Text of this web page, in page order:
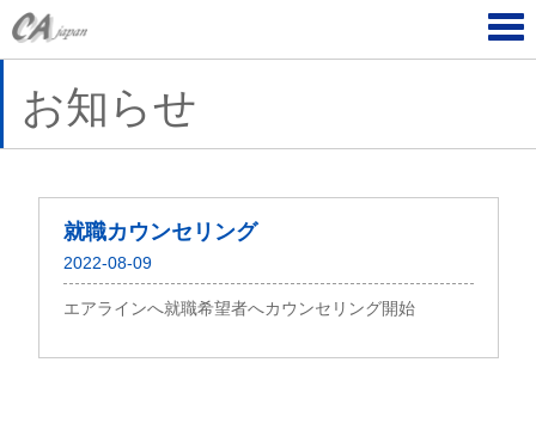
お知らせ
就職カウンセリング
2022-08-09
エアラインへ就職希望者へカウンセリング開始